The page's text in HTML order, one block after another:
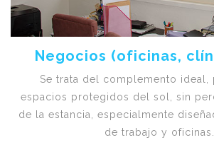
Negocios (oficinas,
Se trata del complemento ideal,
espacios protegidos del sol, sin
de la estancia, especialmente
de trabajo y oficinas.